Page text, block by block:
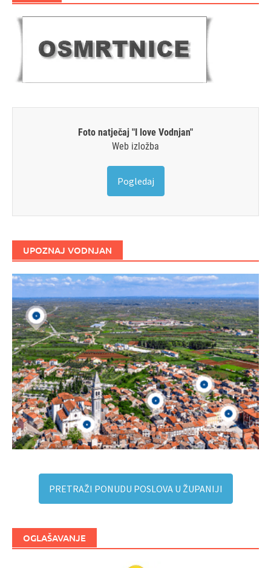
Foto natječaj "I love Vodnjan"
Web izložba
Pogledaj
UPOZNAJ VODNJAN
PRETRAŽI PONUDU POSLOVA U ŽUPANIJI
OGLAŠAVANJE